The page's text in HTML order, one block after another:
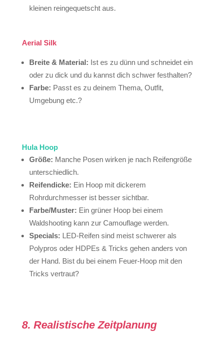
kleinen reingequetscht aus.
Aerial Silk
Breite & Material: Ist es zu dünn und schneidet ein
oder zu dick und du kannst dich schwer festhalten?
Farbe: Passt es zu deinem Thema, Outfit,
Umgebung etc.?
Hula Hoop
Größe: Manche Posen wirken je nach Reifengröße
unterschiedlich.
Reifendicke: Ein Hoop mit dickerem
Rohrdurchmesser ist besser sichtbar.
Farbe/Muster: Ein grüner Hoop bei einem
Waldshooting kann zur Camouflage werden.
Specials: LED-Reifen sind meist schwerer als
Polypros oder HDPEs & Tricks gehen anders von
der Hand. Bist du bei einem Feuer-Hoop mit den
Tricks vertraut?
8. Realistische Zeitplanung